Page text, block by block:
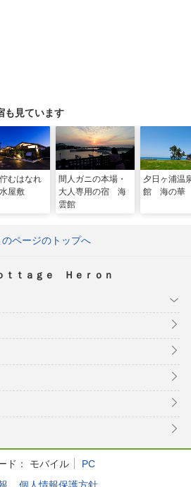
も見ています
むはなれ
屋敷
間人ガニの本場・
大人専用の宿 海
雲館
夕日ヶ浦
館 海の華
のページのトップへ
ｔｔａｇｅ Ｈｅｒｏｎ
ド： モバイル
PC